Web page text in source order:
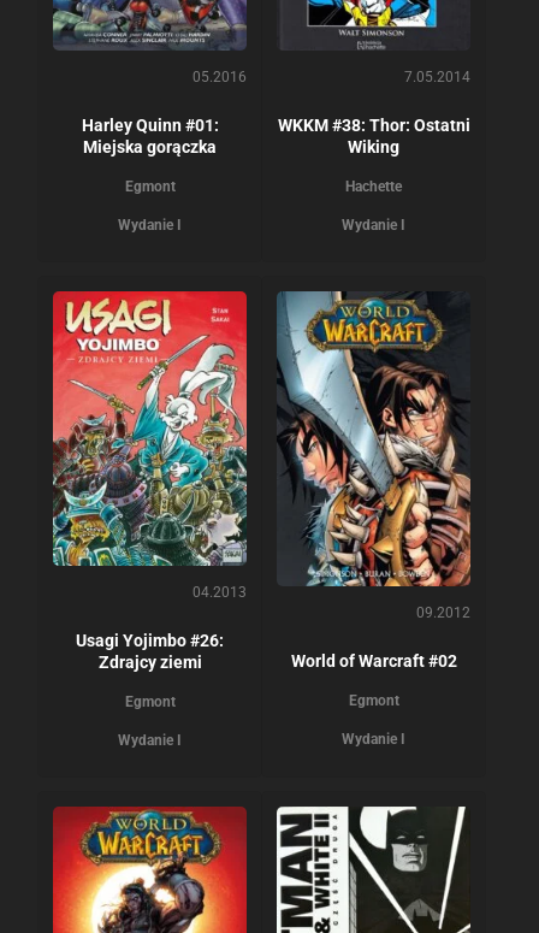
05.2016
Harley Quinn #01:
Miejska gorączka
Egmont
Wydanie I
7.05.2014
WKKM #38: Thor: Ostatni
Wiking
Hachette
Wydanie I
04.2013
Usagi Yojimbo #26:
Zdrajcy ziemi
Egmont
Wydanie I
09.2012
World of Warcraft #02
Egmont
Wydanie I